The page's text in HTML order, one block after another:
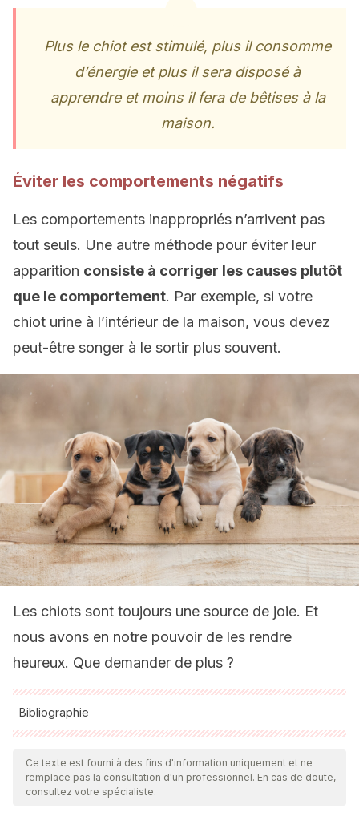
Plus le chiot est stimulé, plus il consomme
d’énergie et plus il sera disposé à
apprendre et moins il fera de bêtises à la
maison.
Éviter les comportements négatifs
Les comportements inappropriés n’arrivent pas
tout seuls. Une autre méthode pour éviter leur
apparition consiste à corriger les causes plutôt
que le comportement. Par exemple, si votre
chiot urine à l’intérieur de la maison, vous devez
peut-être songer à le sortir plus souvent.
Les chiots sont toujours une source de joie. Et
nous avons en notre pouvoir de les rendre
heureux. Que demander de plus ?
Bibliographie
Toutes les sources citées ont été examinées en profondeur
par notre équipe pour garantir leur qualité, leur fiabilité, leur
actualité et leur validité. La bibliographie de cet article a été
Ce texte est fourni à des fins d'information uniquement et ne
remplace pas la consultation d'un professionnel. En cas de doute,
consultez votre spécialiste.